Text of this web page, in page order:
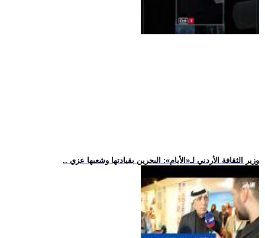
.. وزير الثقافة الأردني لـ«الأيام»: البحرين بقيادتها وشعبها عزي